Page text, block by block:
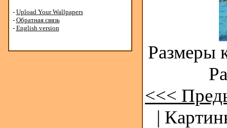
- Upload Your Wallpapers
- Обратная связь
- English version
Размеры
<<<
|